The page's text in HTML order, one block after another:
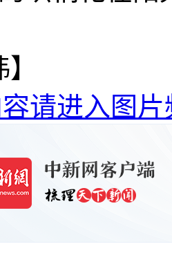
请进入图片